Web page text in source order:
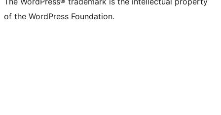
of the WordPress Foundation.